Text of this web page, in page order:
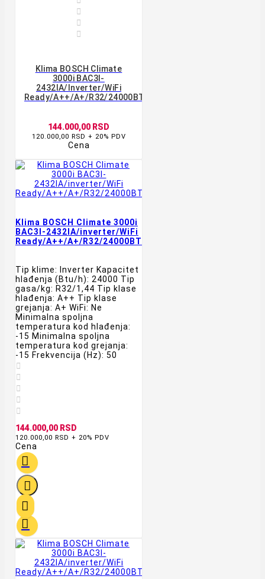



Klima BOSCH Climate
3000i BAC3I-
2432IA/inverter/WiFi
Ready/A++/A+/R32/24000BTU/bela
144.000,00 RSD
120.000,00 RSD + 20% PDV
Cena
Klima BOSCH Climate 3000i
BAC3I-2432IA/inverter/WiFi
Ready/A++/A+/R32/24000BTU/bela
Tip klime: Inverter Kapacitet
hlađenja (Btu/h): 24000 Tip
gasa/kg: R32/1,44 Tip klase
hlađenja: A++ Tip klase
grejanja: A+ WiFi: Ne
Minimalna spoljna
temperatura kod hlađenja:
-15 Minimalna spoljna
temperatura kod grejanja:
-15 Frekvencija (Hz): 50





144.000,00 RSD
120.000,00 RSD + 20% PDV
Cena



